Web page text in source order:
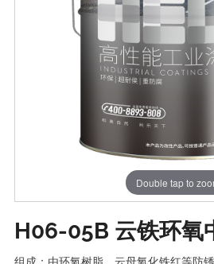
Double tap to
H06-05B 云铁环氧